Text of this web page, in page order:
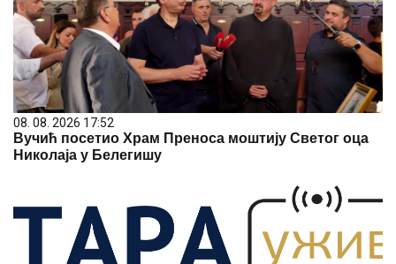
08. 08. 2026 17:52
Вучић посетио Храм Преноса моштију Светог оца
Николаја у Белегишу